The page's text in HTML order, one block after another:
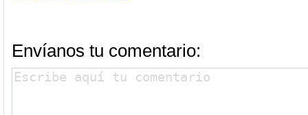
Envíanos tu comentario: